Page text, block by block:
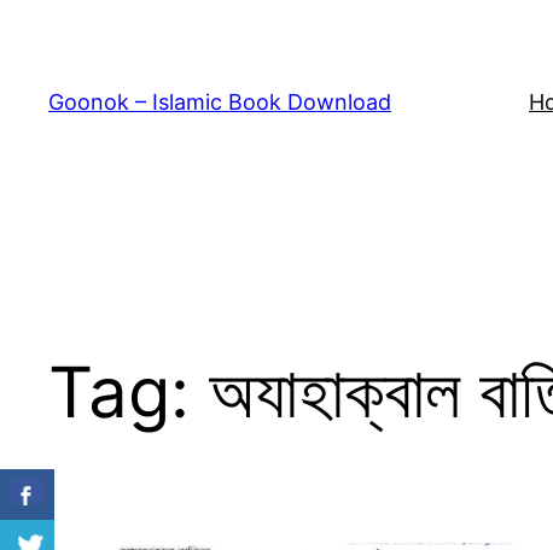
content
Goonok – Islamic Book Download
Tag: অযাহাক্বাল